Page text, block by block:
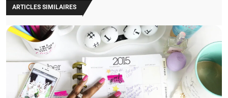
ARTICLES SIMILAIRES